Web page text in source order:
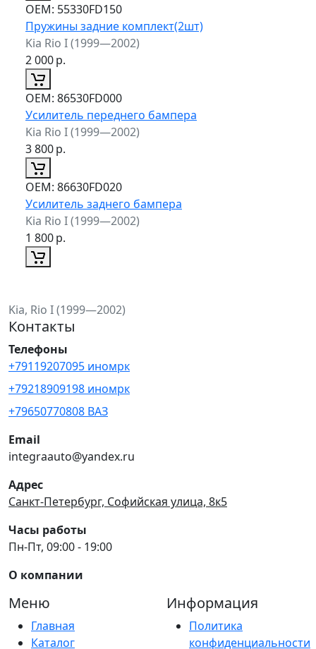
ОЕМ: 55330FD150
Пружины задние комплект(2шт)
Kia Rio I (1999—2002)
2 000р.
ОЕМ: 86530FD000
Усилитель переднего бампера
Kia Rio I (1999—2002)
3 800р.
ОЕМ: 86630FD020
Усилитель заднего бампера
Kia Rio I (1999—2002)
1 800р.
Kia, Rio I (1999—2002)
Контакты
Телефоны
+79119207095 иномрк
+79218909198 иномрк
+79650770808 ВАЗ
Email
integraauto@yandex.ru
Адрес
Санкт-Петербург, Софийская улица, 8к5
Часы работы
Пн-Пт, 09:00 - 19:00
О компании
Меню
Главная
Каталог
Информация
Политика
конфиденциальности